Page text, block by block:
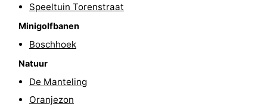
Binnenspeeltuinen
Minigolfbanen
Wellness
centra
Dorpen
Speeltuin Torenstraat
Minigolfbanen
Boschhoek
Natuur
De Manteling
Oranjezon